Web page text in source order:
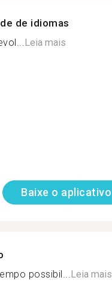
de idiomas
Leia mais
Baixe o aplicativo
possibil...Leia mais